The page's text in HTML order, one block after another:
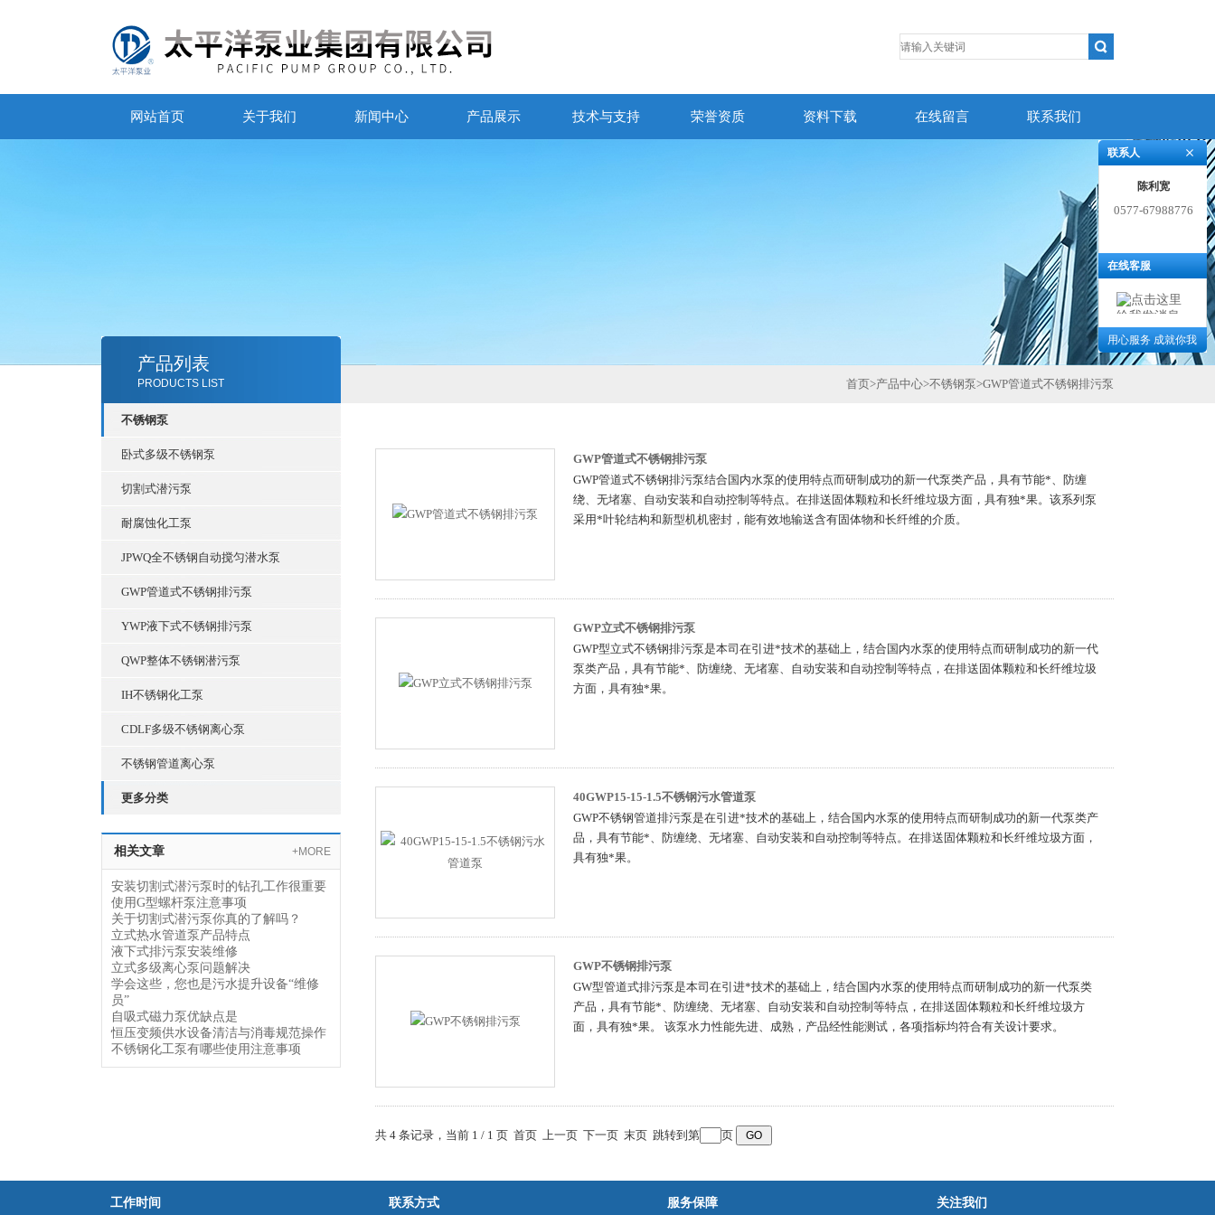
网站首页 关于我们 新闻中心 产品展示 技术与支持 荣誉资质 资料下载 在线留言 联系我们
产品列表
PRODUCTS LIST
不锈钢泵
卧式多级不锈钢泵
切割式潜污泵
耐腐蚀化工泵
JPWQ全不锈钢自动搅匀潜水泵
GWP管道式不锈钢排污泵
YWP液下式不锈钢排污泵
QWP整体不锈钢潜污泵
IH不锈钢化工泵
CDLF多级不锈钢离心泵
不锈钢管道离心泵
更多分类
相关文章 +MORE
安装切割式潜污泵时的钻孔工作很重要
使用G型螺杆泵注意事项
关于切割式潜污泵你真的了解吗？
立式热水管道泵产品特点
液下式排污泵安装维修
立式多级离心泵问题解决
学会这些，您也是污水提升设备“维修
员”
自吸式磁力泵优缺点是
恒压变频供水设备清洁与消毒规范操作
不锈钢化工泵有哪些使用注意事项
首页>产品中心>不锈钢泵>GWP管道式不锈钢排污泵
GWP管道式不锈钢排污泵
GWP管道式不锈钢排污泵结合国内水泵的使用特点而研制成功的新一代泵类产品，具有节能*、防缠
绕、无堵塞、自动安装和自动控制等特点。在排送固体颗粒和长纤维垃圾方面，具有独*果。该系列泵
采用*叶轮结构和新型机机密封，能有效地输送含有固体物和长纤维的介质。
GWP立式不锈钢排污泵
GWP型立式不锈钢排污泵是本司在引进*技术的基础上，结合国内水泵的使用特点而研制成功的新一代
泵类产品，具有节能*、防缠绕、无堵塞、自动安装和自动控制等特点，在排送固体颗粒和长纤维垃圾
方面，具有独*果。
40GWP15-15-1.5不锈钢污水管道泵
GWP不锈钢管道排污泵是在引进*技术的基础上，结合国内水泵的使用特点而研制成功的新一代泵类产
品，具有节能*、防缠绕、无堵塞、自动安装和自动控制等特点。在排送固体颗粒和长纤维垃圾方面，
具有独*果。
GWP不锈钢排污泵
GW型管道式排污泵是本司在引进*技术的基础上，结合国内水泵的使用特点而研制成功的新一代泵类
产品，具有节能*、防缠绕、无堵塞、自动安装和自动控制等特点，在排送固体颗粒和长纤维垃圾方
面，具有独*果。 该泵水力性能先进、成熟，产品经性能测试，各项指标均符合有关设计要求。
共 4 条记录，当前 1 / 1 页 首页 上一页 下一页 末页 跳转到第 页
工作时间 联系方式 服务保障 关注我们
联系人
陈利宽
0577-67988776
在线客服
用心服务 成就你我